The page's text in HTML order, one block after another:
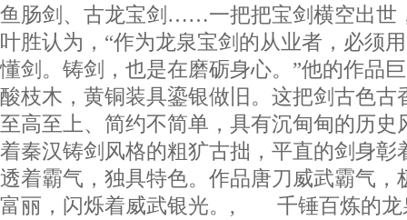
鱼肠剑、古龙宝剑……一把把宝剑横空出
叶胜认为，“作为龙泉宝剑的从业者，必须
懂剑。铸剑，也是在磨砺身心。”他的作品
酸枝木，黄铜装具鎏银做旧。这把剑古色古
至高至上、简约不简单，具有沉甸甸的历史
着秦汉铸剑风格的粗犷古拙，平直的剑身彰
透着霸气，独具特色。作品唐刀威武霸气，
富丽，闪烁着威武银光。, 千锤百炼的龙